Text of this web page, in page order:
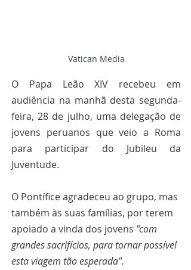
Vatican Media
O Papa Leão XIV recebeu em
audiência na manhã desta segunda-
feira, 28 de julho, uma delegação de
jovens peruanos que veio a Roma
para participar do Jubileu da
Juventude.
O Pontífice agradeceu ao grupo, mas
também às suas famílias, por terem
apoiado a vinda dos jovens "com
grandes sacrifícios, para tornar possível
esta viagem tão esperada".